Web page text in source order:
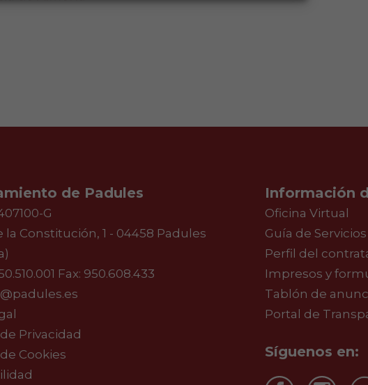
de Padules
G
la Constitución, 1 - 04458 Padules
Fax: 950.608.433
Privacidad
Cookies
Información
Oficina Virtual
Guía de Servicios
Perfil del
Impresos y
Tablón de
Portal de
Síguenos en: